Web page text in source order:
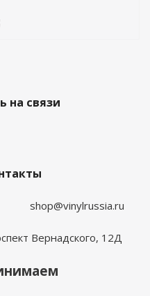
на связи
shop@vinylrussia.ru
Вернадского, 12Д